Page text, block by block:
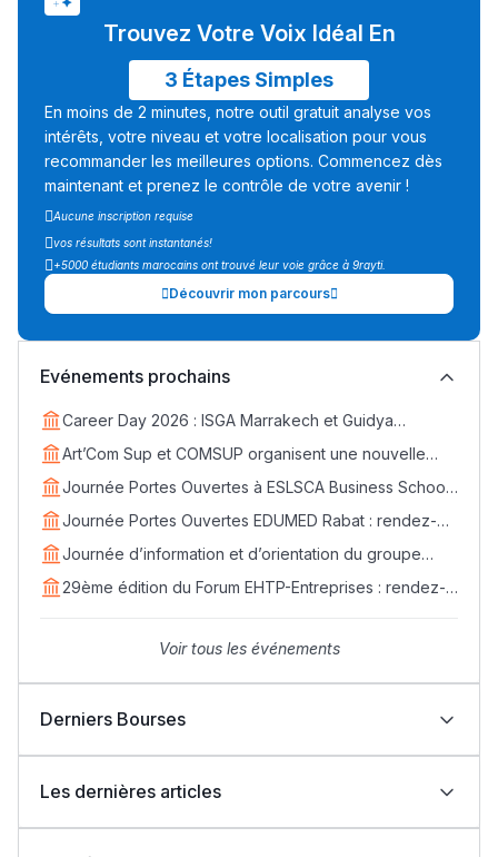
Trouvez Votre Voix Idéal En
3 Étapes Simples
En moins de 2 minutes, notre outil gratuit analyse vos
intérêts, votre niveau et votre localisation pour vous
recommander les meilleures options. Commencez dès
maintenant et prenez le contrôle de votre avenir !
Aucune inscription requise
vos résultats sont instantanés!
+5000 étudiants marocains ont trouvé leur voie grâce à 9rayti.
Découvrir mon parcours
Evénements prochains
Career Day 2026 : ISGA Marrakech et Guidya
connectent étudiants et entreprises
Art’Com Sup et COMSUP organisent une nouvelle
édition du Career Day
Journée Portes Ouvertes à ESLSCA Business School
Rabat - Samedi 18 avril
Journée Portes Ouvertes EDUMED Rabat : rendez-
vous le samedi 25 avril
Journée d’information et d’orientation du groupe
EDVANTIS : rendez-vous le 11 avril
29ème édition du Forum EHTP-Entreprises : rendez-
Voir tous les événements
Derniers Bourses
Bourses Learn Africa 2026-2027 : formez-vous aux
métiers de la santé avec EDUMED
Bourses Learn Africa 2026-2027 : une opportunité
Indonésie : Bourses UIII 2026-2027 pour étudiants
Les dernières articles
نتائج البكالوريا 2026 بالمغرب: نجاح أكثر من 262 ألف مترشح